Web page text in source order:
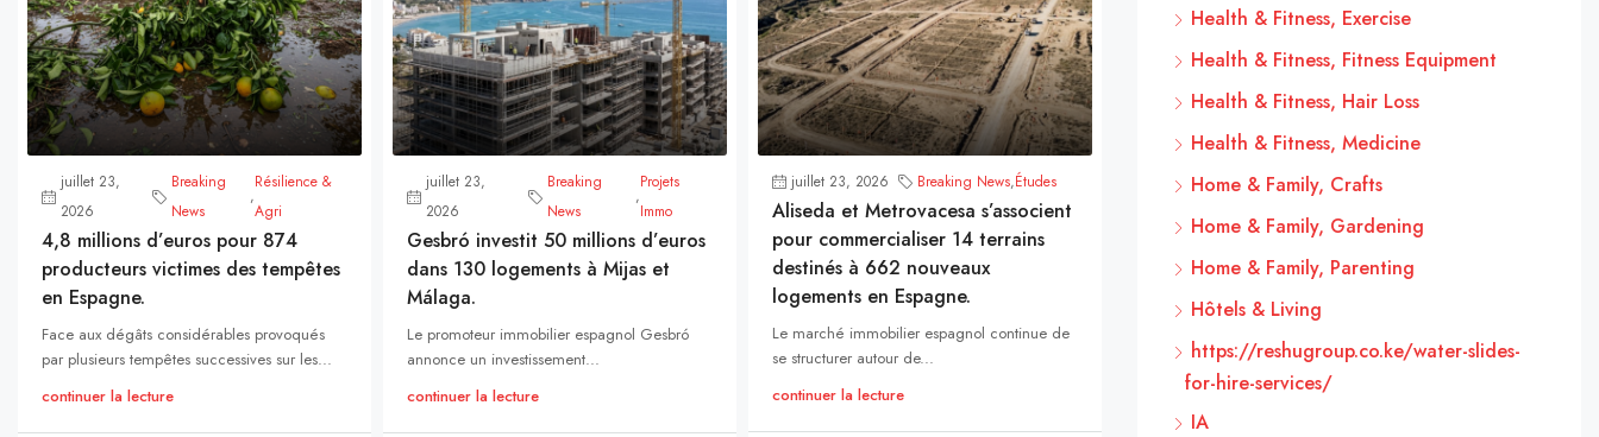
juillet 23,
2026
Breaking
News
,
Résilience &
Agri
4,8 millions d’euros pour 874
producteurs victimes des tempêtes
en Espagne.
Face aux dégâts considérables provoqués
par plusieurs tempêtes successives sur les...
continuer la lecture
juillet 23,
2026
Breaking
News
,
Projets
Immo
Gesbró investit 50 millions d’euros
dans 130 logements à Mijas et
Málaga.
Le promoteur immobilier espagnol Gesbró
annonce un investissement...
continuer la lecture
juillet 23, 2026 Breaking News,Études
Aliseda et Metrovacesa s’associent
pour commercialiser 14 terrains
destinés à 662 nouveaux
logements en Espagne.
Le marché immobilier espagnol continue de
se structurer autour de...
continuer la lecture
Health & Fitness, Exercise
Health & Fitness, Fitness Equipment
Health & Fitness, Hair Loss
Health & Fitness, Medicine
Home & Family, Crafts
Home & Family, Gardening
Home & Family, Parenting
Hôtels & Living
https://reshugroup.co.ke/water-slides-
for-hire-services/
IA